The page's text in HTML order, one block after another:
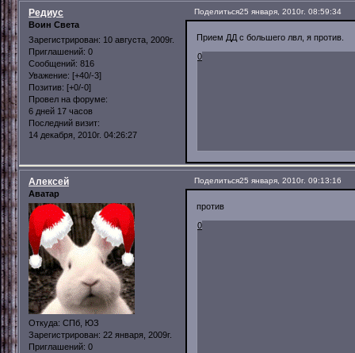
Поделиться25 января, 2010г. 08:59:34
Редиус
Воин Света
Зарегистрирован: 10 августа, 2009г.
Приглашений: 0
Сообщений: 816
Уважение: [+40/-3]
Позитив: [+0/-0]
Провел на форуме:
6 дней 17 часов
Последний визит:
14 декабря, 2010г. 04:26:27
Прием ДД с большего лвл, я против.
0
Поделиться25 января, 2010г. 09:13:16
Алексей
Аватар
Откуда: СПб, ЮЗ
Зарегистрирован: 22 января, 2009г.
Приглашений: 0
против
0